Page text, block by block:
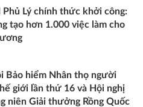
Phủ Lý chính thức khởi công:
tạo hơn 1.000 việc làm cho
Bảo hiểm Nhân thọ người
giới lần thứ 16 và Hội nghị
niên Giải thưởng Rồng Quốc